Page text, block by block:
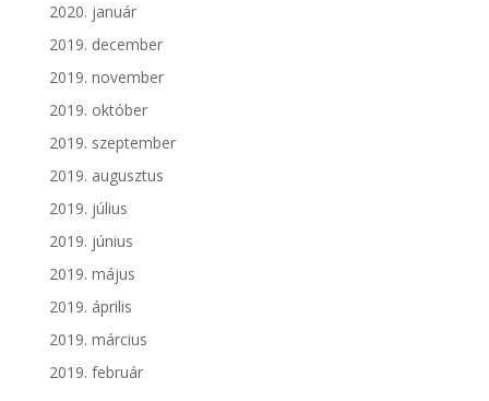
2020. január
2019. december
2019. november
2019. október
2019. szeptember
2019. augusztus
2019. július
2019. június
2019. május
2019. április
2019. március
2019. február